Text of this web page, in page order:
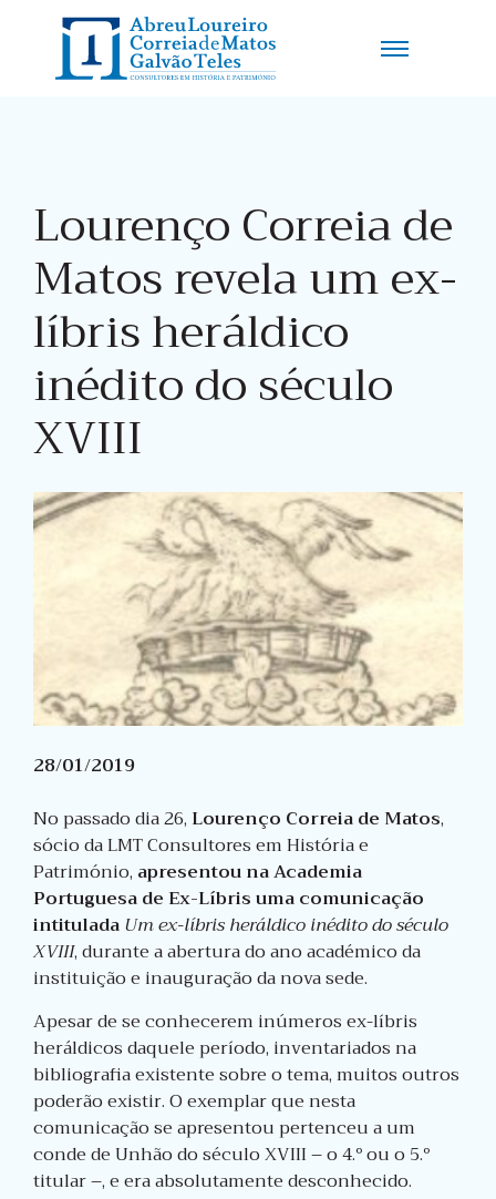
Lourenço Correia de
Matos revela um ex-
líbris heráldico
inédito do século
XVIII
28/01/2019
No passado dia 26,Lourenço Correia de Matos,
sócio da LMT Consultores em História e
Património, apresentou na Academia
Portuguesa de Ex-Líbris uma comunicação
intituladaUm ex-líbris heráldico inédito do século
XVIII, durante a abertura do ano académico da
instituição e inauguração da nova sede.
Apesar de se conhecerem inúmeros ex-líbris
heráldicos daquele período, inventariados na
bibliografia existente sobre o tema, muitos outros
poderão existir. O exemplar que nesta
comunicação se apresentou pertenceu a um
conde de Unhão do século XVIII – o 4.º ou o 5.º
titular –, e era absolutamente desconhecido.